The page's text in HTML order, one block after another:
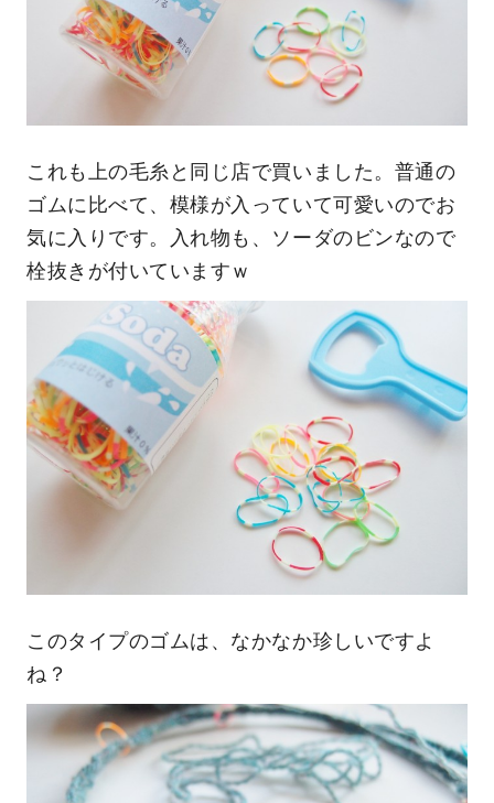
これも上の毛糸と同じ店で買いました。普通の
ゴムに比べて、模様が入っていて可愛いのでお
気に入りです。入れ物も、ソーダのビンなので
栓抜きが付いていますｗ
このタイプのゴムは、なかなか珍しいですよ
ね？